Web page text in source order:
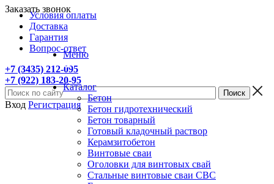
Условия оплаты
Доставка
Гарантия
Вопрос-ответ
+7 (3435) 212-095
+7 (922) 183-20-95
Заказать звонок
Вход Регистрация
Меню
Каталог
Бетон
Бетон гидротехнический
Бетон товарный
Готовый кладочный раствор
Керамзитобетон
Винтовые сваи
Оголовки для винтовых свай
Стальные винтовые сваи СВС